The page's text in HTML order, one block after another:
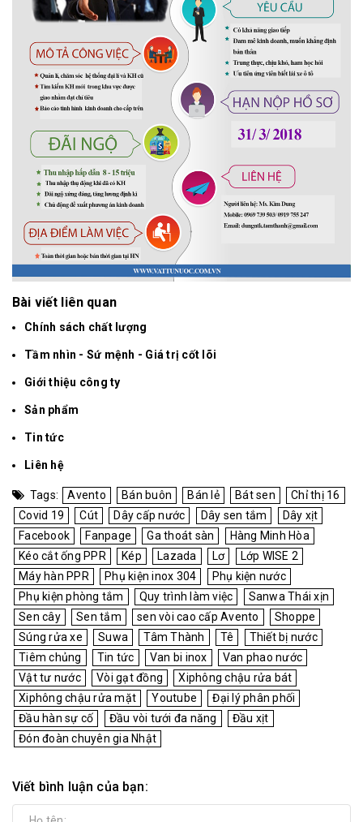
Bài viết liên quan
Chính sách chất lượng
Tầm nhìn - Sứ mệnh - Giá trị cốt lõi
Giới thiệu công ty
Sản phẩm
Tin tức
Liên hệ
Tags: Avento Bán buôn Bán lẻ Bát sen
Chỉ thị 16
Covid 19
Cút Dây cấp nước Dây sen tắm
Dây xịt
Facebook
Fanpage Ga thoát sàn
Hàng Minh Hòa
Kéo cắt ống PPR
Kép Lazada Lơ
Lớp WISE 2
Máy hàn PPR
Phụ kiện inox 304
Phụ kiện nước
Phụ kiện phòng tắm
Quy trình làm việc
Sanwa Thái xịn
Sen cây
Sen tắm sen vòi cao cấp Avento
Shoppe
Súng rửa xe
Suwa Tâm Thành Tê
Thiết bị nước
Tiêm chủng
Tin tức Van bi inox
Van phao nước
Vật tư nước
Vòi gạt đồng
Xiphông chậu rửa bát
Xiphông chậu rửa mặt
Youtube
Đại lý phân phối
Đầu hàn sự cố
Đầu vòi tưới đa năng
Đầu xịt
Đón đoàn chuyên gia Nhật
Viết bình luận của bạn: